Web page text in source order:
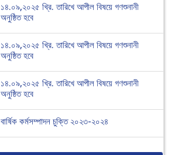
১৪.০৯,২০২৫ খ্রি. তারিখে আপীল বিষয়ে গণশুনানী
অনুষ্ঠিত হবে
১৪.০৯,২০২৫ খ্রি. তারিখে আপীল বিষয়ে গণশুনানী
অনুষ্ঠিত হবে
১৪.০৯,২০২৫ খ্রি. তারিখে আপীল বিষয়ে গণশুনানী
অনুষ্ঠিত হবে
বার্ষিক কর্মসম্পাদন চুক্তি ২০২৩-২০২৪